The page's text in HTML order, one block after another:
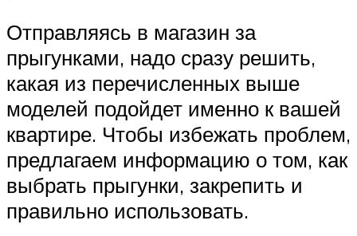
Отправляясь в магазин за
прыгунками, надо сразу решить,
какая из перечисленных выше
моделей подойдет именно к вашей
квартире. Чтобы избежать проблем,
предлагаем информацию о том, как
выбрать прыгунки, закрепить и
правильно использовать.